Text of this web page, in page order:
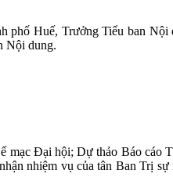
Huế, Trưởng Tiểu ban
Nội dung.
Đại hội; Dự thảo Báo cáo
nhiệm vụ của tân Ban Trị